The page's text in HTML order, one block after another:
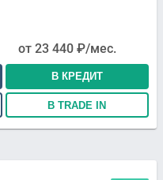
от 23 440 ₽/мес.
В КРЕДИТ
В TRADE IN